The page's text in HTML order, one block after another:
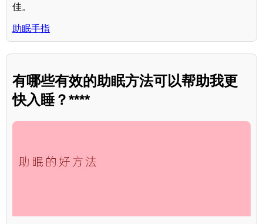
佳。
助眠手指
有哪些有效的助眠方法可以帮助我更
快入睡？****